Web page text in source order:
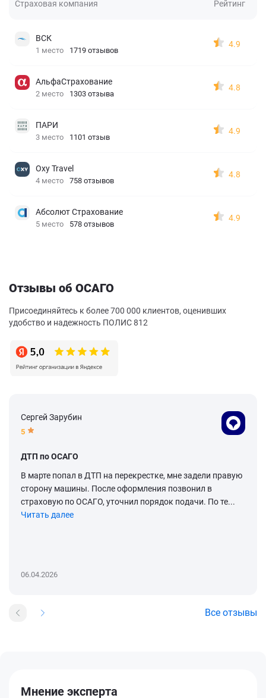
Страховая компания Рейтинг
ВСК
1 место 1719 отзывов
4.9
АльфаСтрахование
2 место 1303 отзыва
4.8
ПАРИ
3 место 1101 отзыв
4.9
Oxy Travel
4 место 758 отзывов
4.8
Абсолют Страхование
5 место 578 отзывов
4.9
Отзывы об ОСАГО
Присоединяйтесь к более 700 000 клиентов, оценивших
удобство и надежность ПОЛИС 812
Сергей Зарубин
5
ДТП по ОСАГО
В марте попал в ДТП на перекрестке, мне задели правую
сторону машины. После оформления позвонил в
страховую по ОСАГО, уточнил порядок подачи. По те...
Читать далее
06.04.2026
Все отзывы
Мнение эксперта